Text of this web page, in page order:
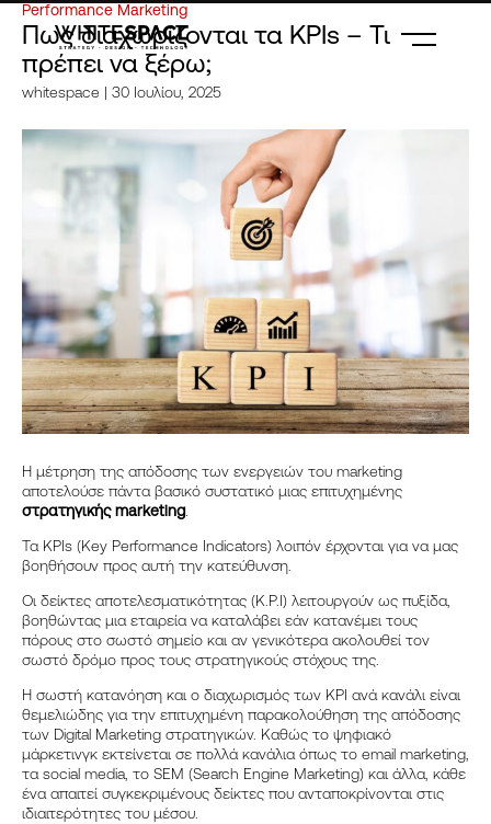
Performance Marketing
Πως διαχωρίζονται τα KPIs – Τι
πρέπει να ξέρω;
whitespace | 30 Ιουλίου, 2025
Η μέτρηση της απόδοσης των ενεργειών του marketing
αποτελούσε πάντα βασικό συστατικό μιας επιτυχημένης
στρατηγικής marketing.
Τα KPIs (Key Performance Indicators) λοιπόν έρχονται για να μας
βοηθήσουν προς αυτή την κατεύθυνση.
Οι δείκτες αποτελεσματικότητας (K.P.I) λειτουργούν ως πυξίδα,
βοηθώντας μια εταιρεία να καταλάβει εάν κατανέμει τους
πόρους στο σωστό σημείο και αν γενικότερα ακολουθεί τον
σωστό δρόμο προς τους στρατηγικούς στόχους της.
Η σωστή κατανόηση και ο διαχωρισμός των KPI ανά κανάλι είναι
θεμελιώδης για την επιτυχημένη παρακολούθηση της απόδοσης
των Digital Marketing στρατηγικών. Καθώς το ψηφιακό
μάρκετινγκ εκτείνεται σε πολλά κανάλια όπως το email marketing,
τα social media, το SEM (Search Engine Marketing) και άλλα, κάθε
ένα απαιτεί συγκεκριμένους δείκτες που ανταποκρίνονται στις
ιδιαιτερότητες του μέσου.